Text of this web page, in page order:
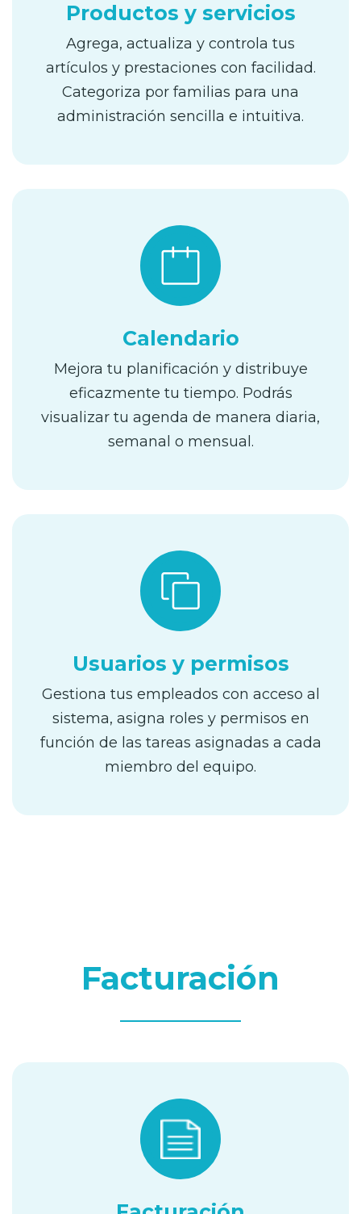
Productos y servicios
Agrega, actualiza y controla tus
artículos y prestaciones con facilidad.
Categoriza por familias para una
administración sencilla e intuitiva.
Calendario
Mejora tu planificación y distribuye
eficazmente tu tiempo. Podrás
visualizar tu agenda de manera diaria,
semanal o mensual.
Usuarios y permisos
Gestiona tus empleados con acceso al
sistema, asigna roles y permisos en
función de las tareas asignadas a cada
miembro del equipo.
Facturación